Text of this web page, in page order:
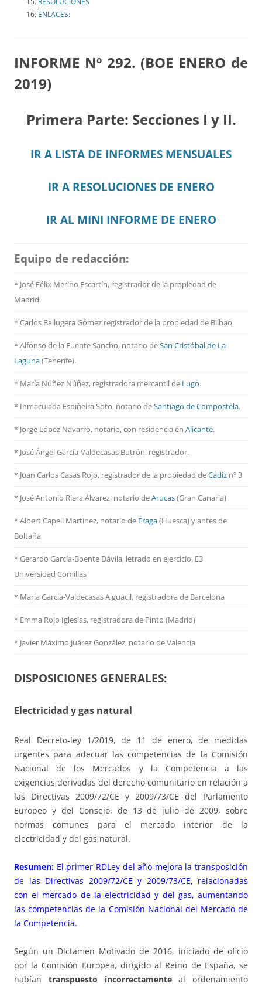
ENLACES:
INFORME Nº 292. (BOE ENERO de
2019)
Primera Parte: Secciones I y II.
IR A LISTA DE INFORMES MENSUALES
IR A RESOLUCIONES DE ENERO
IR AL MINI INFORME DE ENERO
Equipo de redacción:
* José Félix Merino Escartín, registrador de la propiedad de
Madrid.
* Carlos Ballugera Gómez registrador de la propiedad de Bilbao.
* Alfonso de la Fuente Sancho, notario deSan Cristóbal de La
Laguna(Tenerife).
* María Núñez Núñez, registradora mercantil de Lugo.
* Inmaculada Espiñeira Soto, notario deSantiago de Compostela.
* Jorge López Navarro, notario, con residencia en Alicante.
* José Ángel García-Valdecasas Butrón, registrador.
* Juan Carlos Casas Rojo, registrador de la propiedad deCádiz nº 3
* José Antonio Riera Álvarez, notario deArucas(Gran Canaria)
* Albert Capell Martínez, notario de Fraga(Huesca) y antes de
Boltaña
* Gerardo García-Boente Dávila, letrado en ejercicio, E3
Universidad Comillas
* María García-Valdecasas Alguacil, registradora de Barcelona
* Emma Rojo Iglesias, registradora de Pinto (Madrid)
* Javier Máximo Juárez González, notario de Valencia
DISPOSICIONES GENERALES:
Electricidad y gas natural
Real Decreto-ley 1/2019, de 11 de enero, de medidas
urgentes para adecuar las competencias de la Comisión
Nacional de los Mercados y la Competencia a las
exigencias derivadas del derecho comunitario en relación a
las Directivas 2009/72/CE y 2009/73/CE del Parlamento
Europeo y del Consejo, de 13 de julio de 2009, sobre
normas comunes para el mercado interior de la
electricidad y del gas natural.
Resumen: El primer RDLey del año mejora la transposición
de las Directivas 2009/72/CE y 2009/73/CE, relacionadas
con el mercado de la electricidad y del gas, aumentando
las competencias de la Comisión Nacional del Mercado de
la Competencia.
Según un Dictamen Motivado de 2016, iniciado de oficio
por la Comisión Europea, dirigido al Reino de España, se
habían transpuesto incorrectamenteal ordenamiento